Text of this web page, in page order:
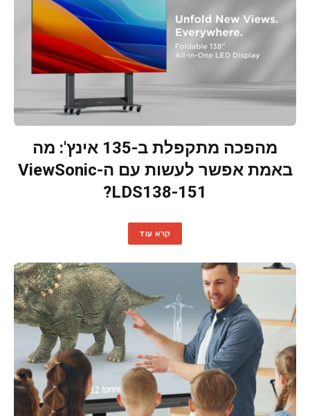
מהפכה מתקפלת ב-135 אינץ': מה
באמת אפשר לעשות עם ה-ViewSonic
LDS138-151?
קרא עוד